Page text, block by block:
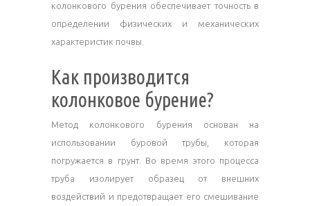
колонкового бурения обеспечивает точность в
определении физических и механических
характеристик почвы.
Как производится
колонковое бурение?
Метод колонкового бурения основан на
использовании буровой трубы, которая
погружается в грунт. Во время этого процесса
труба изолирует образец от внешних
воздействий и предотвращает его смешивание